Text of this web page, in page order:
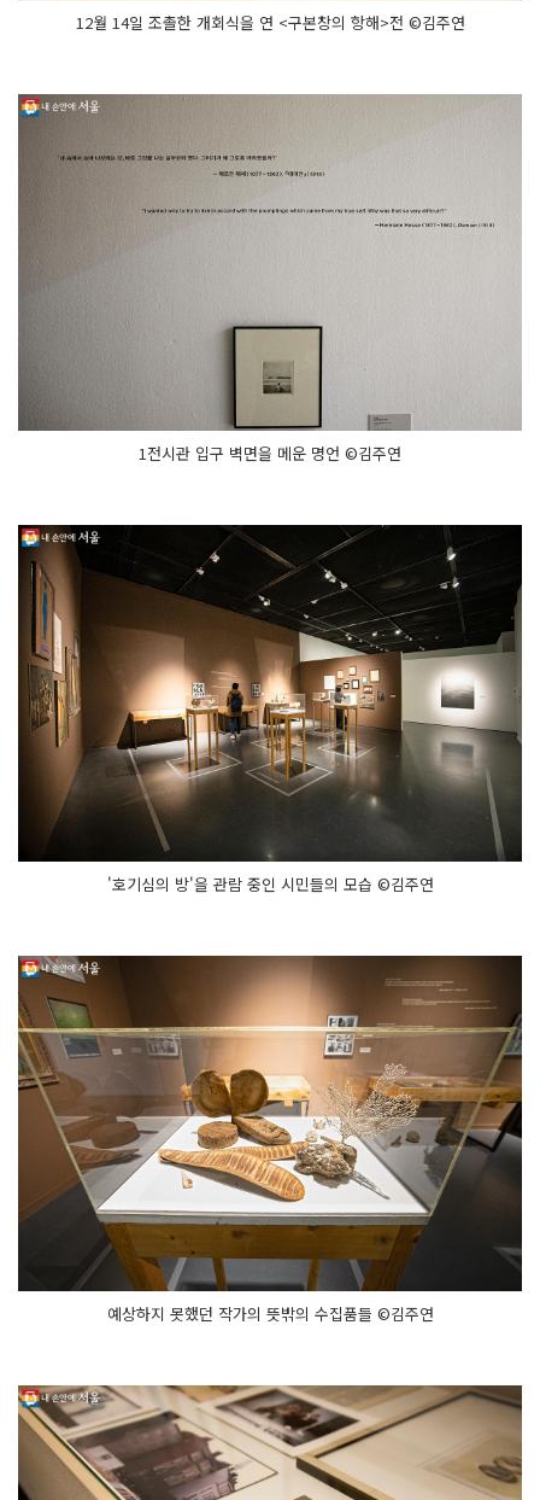
12월 14일 조촐한 개회식을 연 <구본창의 항해>전 ©김주연
1전시관 입구 벽면을 메운 명언 ©김주연
'호기심의 방'을 관람 중인 시민들의 모습 ©김주연
예상하지 못했던 작가의 뜻밖의 수집품들 ©김주연